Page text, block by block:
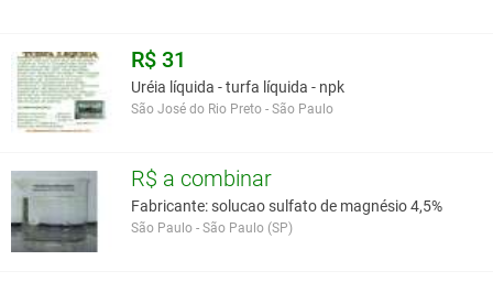
Manual de instruções
Você assume toda a responsabilidade pela cotação deste item. Você acha que
este anúncio é contra a política de Agroads?
R$ 31
Uréia líquida - turfa líquida - npk
São José do Rio Preto - São Paulo
R$ a combinar
Fabricante: solucao sulfato de magnésio 4,5%
São Paulo - São Paulo (SP)